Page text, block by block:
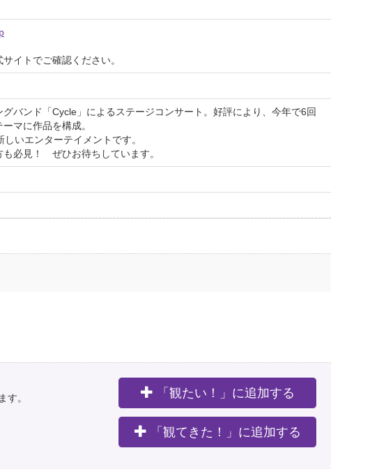
イトでご確認ください。
バンド「Cycle」によるステージコンサート。好評により、今年で6回
マに作品を構成。
いエンターテイメントです。
も必見！ ぜひお待ちしています。
す。
「観たい！」に追加する
「観てきた！」に追加する